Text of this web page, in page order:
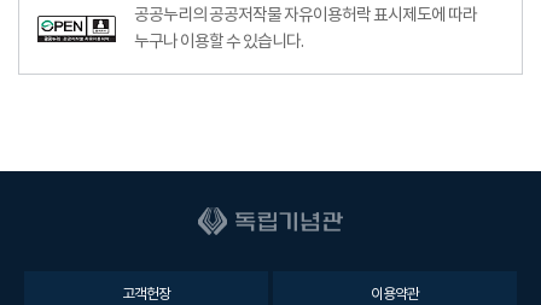
공공누리의 공공저작물 자유이용허락 표시제도에 따라
누구나 이용할 수 있습니다.
고객헌장 이용약관